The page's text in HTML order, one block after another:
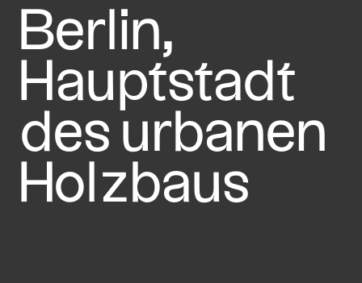
Berlin,
Haupt­stadt
des urbanen
Holzbaus